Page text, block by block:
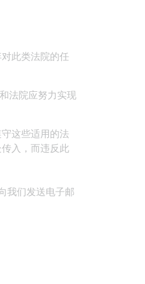
此类法院的任
法院应努力实现
这些适用的法
入，而违反此
我们发送电子邮